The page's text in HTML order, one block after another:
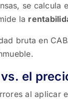
se calcula
la
bruta en
el
al aplicar